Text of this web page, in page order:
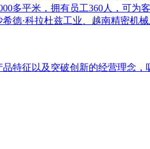
特征以及突破创新的经营理念